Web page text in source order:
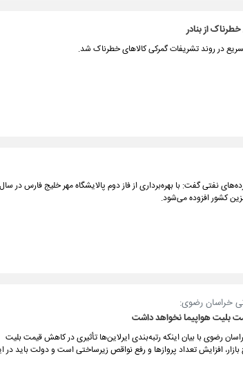
از بنادر
در روند تشریفات گمرکی کالاهای خطرناک شد.
نفتی گفت: با بهره‌برداری از فاز دوم پالایشگاه مهر خلیج فارس در سال
خراسان رضوی:
بلیت هواپیما نخواهد داشت
رضوی با بیان اینکه رتبه‌بندی ایرلاین‌ها تأثیری در کاهش قیمت بلیت
افزایش تعداد پروازها و رفع نواقص زیرساختی است و دولت باید در